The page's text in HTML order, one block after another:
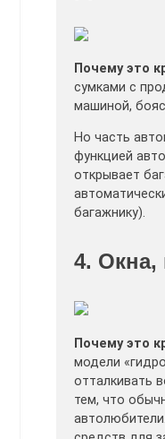
Почему это
сумками с
машиной,
Но часть
функцией
открывает
багажнику).
4. Окна,
Почему это
модели
отталкивать
тем, что